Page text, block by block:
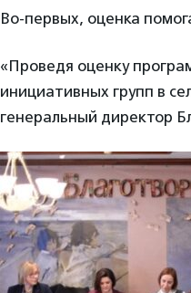
Во-первых, оценка
«Проведя оценку
инициативных групп в
генеральный директор